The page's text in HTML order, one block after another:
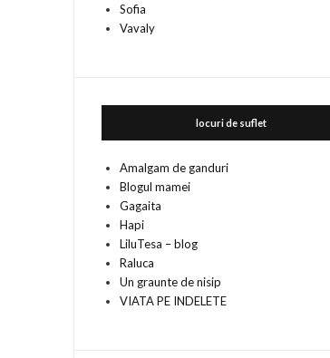
Sofia
Vavaly
locuri de suflet
Amalgam de ganduri
Blogul mamei
Gagaita
Hapi
LiluTesa – blog
Raluca
Un graunte de nisip
VIATA PE INDELETE